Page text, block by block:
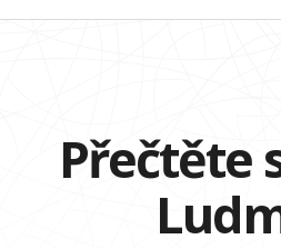
Přečtěte